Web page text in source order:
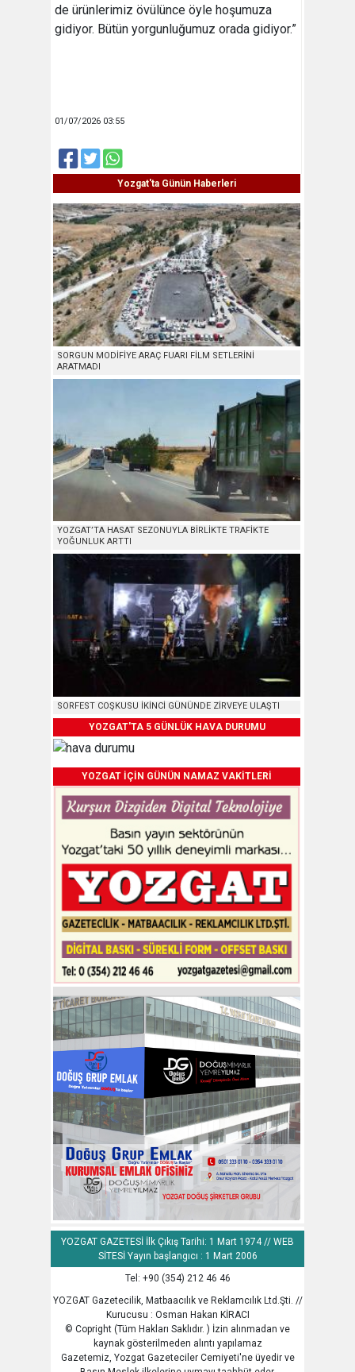
de ürünlerimiz övülünce öyle hoşumuza
gidiyor. Bütün yorgunluğumuz orada gidiyor.”
01/07/2026 03:55
Yozgat'ta Günün Haberleri
SORGUN MODİFİYE ARAÇ FUARI FİLM SETLERİNİ
ARATMADI
YOZGAT’TA HASAT SEZONUYLA BİRLİKTE TRAFİKTE
YOĞUNLUK ARTTI
SORFEST COŞKUSU İKİNCİ GÜNÜNDE ZİRVEYE ULAŞTI
YOZGAT'TA 5 GÜNLÜK HAVA DURUMU
YOZGAT İÇİN GÜNÜN NAMAZ VAKİTLERİ
YOZGAT GAZETESİ İlk Çıkış Tarihi: 1 Mart 1974 // WEB
SİTESİ Yayın başlangıcı : 1 Mart 2006
Tel: +90 (354) 212 46 46
YOZGAT Gazetecilik, Matbaacılık ve Reklamcılık Ltd.Şti. //
Kurucusu : Osman Hakan KİRACI
© Copright (Tüm Hakları Saklıdır. ) İzin alınmadan ve
kaynak gösterilmeden alıntı yapılamaz
Gazetemiz, Yozgat Gazeteciler Cemiyeti'ne üyedir ve